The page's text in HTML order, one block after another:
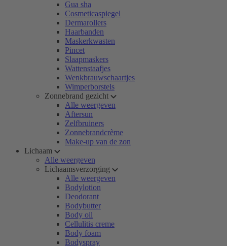
Gua sha
Cosmeticaspiegel
Dermarollers
Haarbanden
Maskerkwasten
Pincet
Slaapmaskers
Wattenstaafjes
Wenkbrauwschaartjes
Wimperborstels
Zonnebrand gezicht
Alle weergeven
Aftersun
Zelfbruiners
Zonnebrandcrème
Make-up van de zon
Lichaam
Alle weergeven
Lichaamsverzorging
Alle weergeven
Bodylotion
Deodorant
Bodybutter
Body oil
Cellulitis creme
Body foam
Bodyspray